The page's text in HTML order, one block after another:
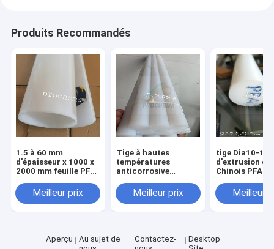
Produits Recommandés
1.5 à 60 mm
d'épaisseur x 1000 x
2000 mm feuille PFA,
PFA
Meilleur prix
Tige à hautes
températures
anticorrosive
Meilleur prix
tige Dia10-
d'extrusion du
Chinois PFA de
Meilleur
Aperçu
Au sujet de
Contactez-
Desktop